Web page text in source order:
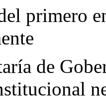
primero
de